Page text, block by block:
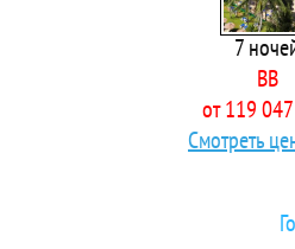
7
BB
от 119
Смотреть